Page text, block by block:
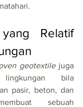
Relatif
geotextile juga
bila
pasir, beton, dan
sebuah